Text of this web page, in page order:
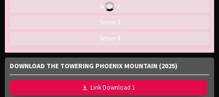
Server 2
Server 3
Server 4
DOWNLOAD THE TOWERING PHOENIX MOUNTAIN (2025)
Link Download 1